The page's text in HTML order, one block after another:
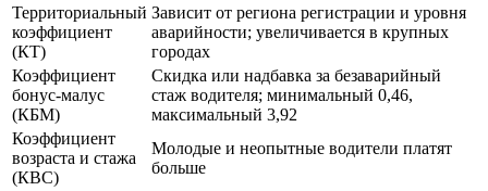
Территориальный
коэффициент
(КТ)
Зависит от региона регистрации и уровня
аварийности; увеличивается в крупных
городах
Коэффициент
бонус-малус
(КБМ)
Скидка или надбавка за безаварийный
стаж водителя; минимальный 0,46,
максимальный 3,92
Коэффициент
возраста и стажа
(КВС)
Молодые и неопытные водители платят
больше